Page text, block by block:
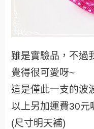
雖是實驗品，不過
覺得很可愛呀~
這是僅此一支的波
以上另加運費30元
(尺寸明天補)